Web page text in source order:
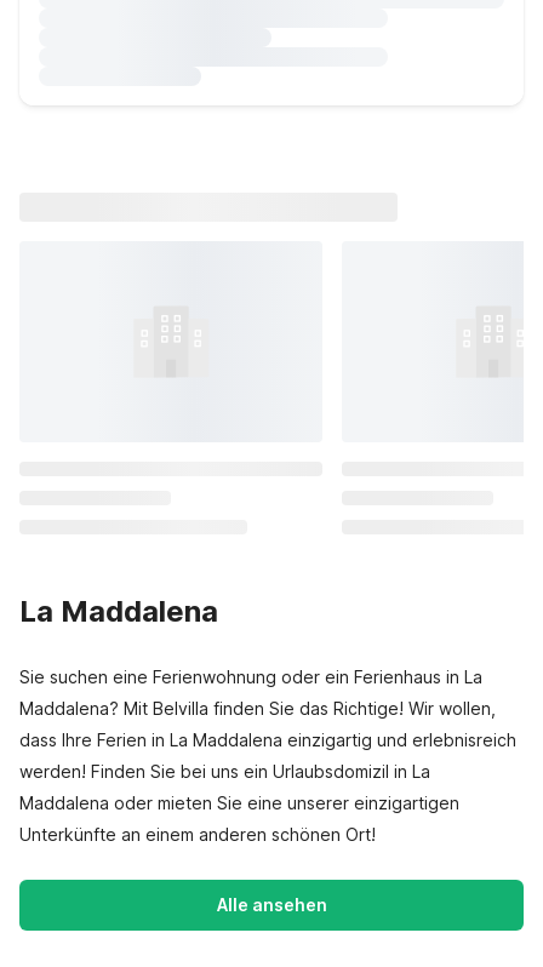
La Maddalena
Sie suchen eine Ferienwohnung oder ein Ferienhaus in La
Maddalena? Mit Belvilla finden Sie das Richtige! Wir wollen,
dass Ihre Ferien in La Maddalena einzigartig und erlebnisreich
werden! Finden Sie bei uns ein Urlaubsdomizil in La
Maddalena oder mieten Sie eine unserer einzigartigen
Unterkünfte an einem anderen schönen Ort!
Alle ansehen